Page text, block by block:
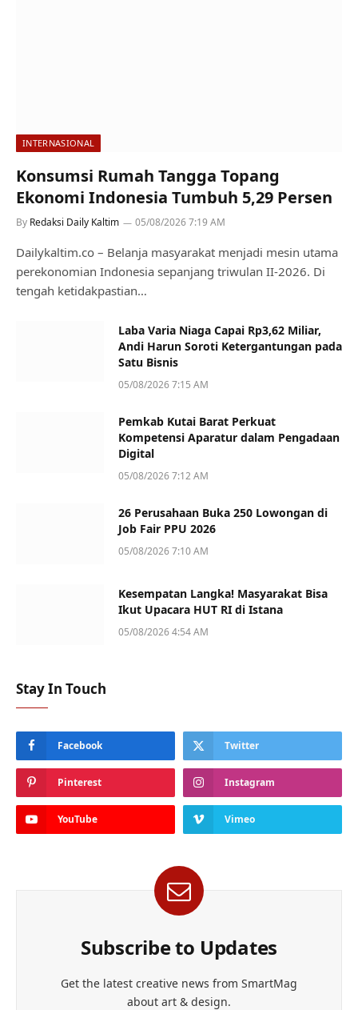
INTERNASIONAL
Konsumsi Rumah Tangga Topang
Ekonomi Indonesia Tumbuh 5,29 Persen
By Redaksi Daily Kaltim 05/08/2026 7:19 AM
Dailykaltim.co – Belanja masyarakat menjadi mesin utama
perekonomian Indonesia sepanjang triwulan II-2026. Di
tengah ketidakpastian…
Laba Varia Niaga Capai Rp3,62 Miliar,
Andi Harun Soroti Ketergantungan pada
Satu Bisnis
05/08/2026 7:15 AM
Pemkab Kutai Barat Perkuat
Kompetensi Aparatur dalam Pengadaan
Digital
05/08/2026 7:12 AM
26 Perusahaan Buka 250 Lowongan di
Job Fair PPU 2026
05/08/2026 7:10 AM
Kesempatan Langka! Masyarakat Bisa
Ikut Upacara HUT RI di Istana
05/08/2026 4:54 AM
Stay In Touch
Facebook Twitter
Pinterest Instagram
YouTube Vimeo
Subscribe to Updates
Get the latest creative news from SmartMag
about art & design.